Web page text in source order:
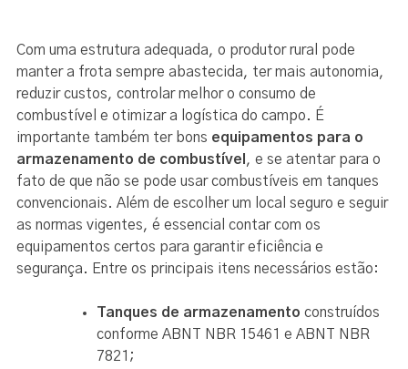
Com uma estrutura adequada, o produtor rural pode
manter a frota sempre abastecida, ter mais autonomia,
reduzir custos, controlar melhor o consumo de
combustível e otimizar a logística do campo. É
importante também ter bons equipamentos para o
armazenamento de combustível , e se atentar para o
fato de que não se pode usar combustíveis em tanques
convencionais. Além de escolher um local seguro e seguir
as normas vigentes, é essencial contar com os
equipamentos certos para garantir eficiência e
segurança. Entre os principais itens necessários estão:
Tanques de armazenamento construídos
conforme ABNT NBR 15461 e ABNT NBR
7821;